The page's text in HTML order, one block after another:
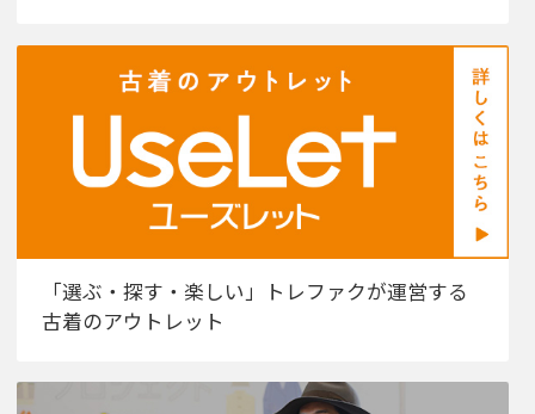
「選ぶ・探す・楽しい」トレファクが運営する
古着のアウトレット